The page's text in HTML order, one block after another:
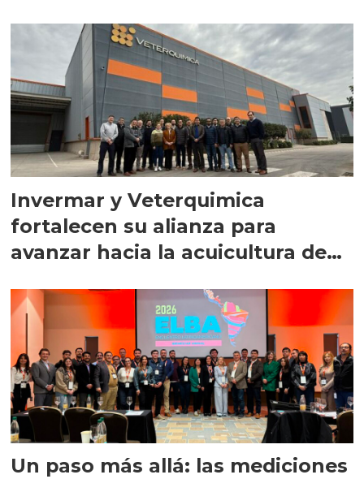
Invermar y Veterquimica
fortalecen su alianza para
avanzar hacia la acuicultura de
Un paso más allá: las mediciones